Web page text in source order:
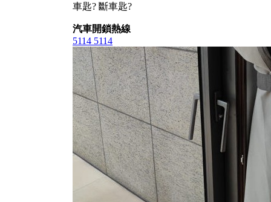
車匙? 斷車匙?
汽車開鎖熱線
5114 5114